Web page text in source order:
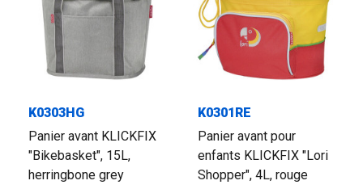
K0303HG
Panier avant KLICKFIX
"Bikebasket", 15L,
herringbone grey
K0301RE
Panier avant pour
enfants KLICKFIX "Lori
Shopper", 4L, rouge